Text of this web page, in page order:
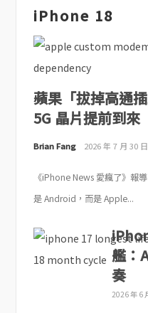
iPhone 18
蘋果「拔掉高通
5G 晶片提前到來
Brian Fang 2026 年 7 月 30 日
《iPhone News 愛瘋了》報
是 Android，而是 Apple...
艦：
奏
2026 年 6